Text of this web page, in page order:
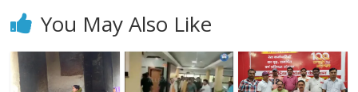
You May Also Like